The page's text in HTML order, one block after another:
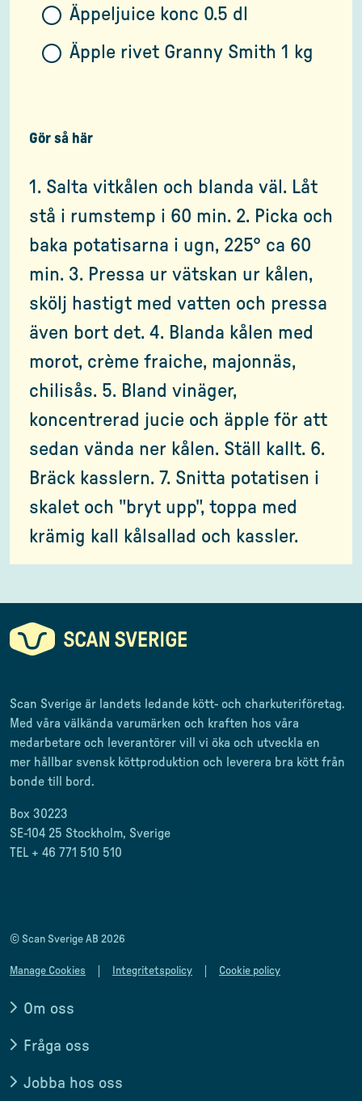
Äppeljuice konc 0.5 dl
Äpple rivet Granny Smith 1 kg
Gör så här
1. Salta vitkålen och blanda väl. Låt
stå i rumstemp i 60 min. 2. Picka och
baka potatisarna i ugn, 225° ca 60
min. 3. Pressa ur vätskan ur kålen,
skölj hastigt med vatten och pressa
även bort det. 4. Blanda kålen med
morot, crème fraiche, majonnäs,
chilisås. 5. Bland vinäger,
koncentrerad jucie och äpple för att
sedan vända ner kålen. Ställ kallt. 6.
Bräck kasslern. 7. Snitta potatisen i
skalet och "bryt upp", toppa med
krämig kall kålsallad och kassler.
Scan Sverige är landets ledande kött- och charkuteriföretag.
Med våra välkända varumärken och kraften hos våra
medarbetare och leverantörer vill vi öka och utveckla en
mer hållbar svensk köttproduktion och leverera bra kött från
bonde till
bord.
Box 30223
SE-104 25 Stockholm, Sverige
TEL + 46 771 510 510
© Scan Sverige AB 2026
Manage Cookies Integritetspolicy Cookie policy
Om oss
Fråga oss
Jobba hos oss